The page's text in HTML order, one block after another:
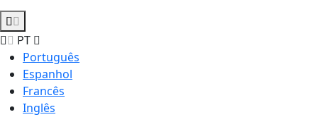
PT
Português
Espanhol
Francês
Inglês